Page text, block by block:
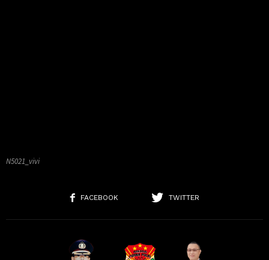
N5021_vivi
FACEBOOK TWITTER